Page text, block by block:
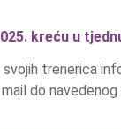
kreću u
trenerica
do